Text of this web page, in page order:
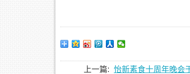
上一篇: 怡新素食十周年晚会